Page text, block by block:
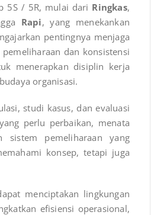
5S / 5R, mulai dari Ringkas,
Rapi, yang menekankan
pentingnya menjaga
pemeliharaan dan konsistensi
menerapkan disiplin kerja
organisasi.
studi kasus, dan evaluasi
perlu perbaikan, menata
sistem pemeliharaan yang
konsep, tetapi juga
menciptakan lingkungan
efisiensi operasional,